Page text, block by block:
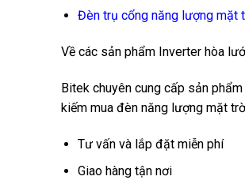
Đèn trụ cổng năng lượng mặt
Về các sản phẩm Inverter hòa
Bitek chuyên cung cấp sản
kiếm mua đèn năng lượng mặt
Tư vấn và lắp đặt miễn phí
Giao hàng tận nơi